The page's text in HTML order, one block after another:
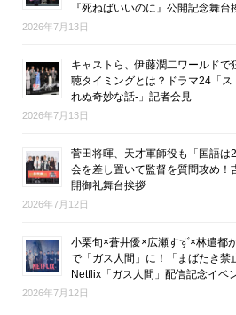
『死ねばいいのに』公開記念舞台
2026年7月13日
キャストら、伊藤潤二ワールドで
聴タイミングとは？ドラマ24「
れぬ奇妙な話-」記者会見
2026年7月13日
菅田将暉、天才軍師役も「国語は
会を差し置いて監督を質問攻め！
開御礼舞台挨拶
2026年7月12日
小栗旬×蒼井優×広瀬すず×林遣都
で「ガス人間」に！「まばたき禁
Netflix「ガス人間」配信記念イベ
2026年7月12日